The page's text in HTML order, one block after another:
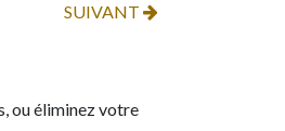
SUIVANT
ou éliminez votre